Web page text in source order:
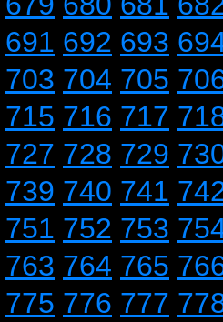
691 692 693
703 704 705
715 716 717
727 728 729
739 740 741
751 752 753
763 764 765
775 776 777